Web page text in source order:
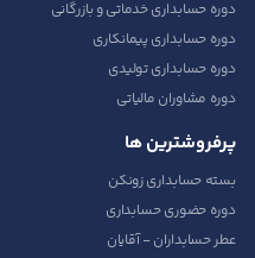
دوره حسابداری خدماتی و بازرگانی
دوره حسابداری پیمانکاری
دوره حسابداری تولیدی
دوره مشاوران مالیاتی
پرفروشترین ها
بسته حسابداری زونکن
دوره حضوری حسابداری
عطر حسابداران - آقایان